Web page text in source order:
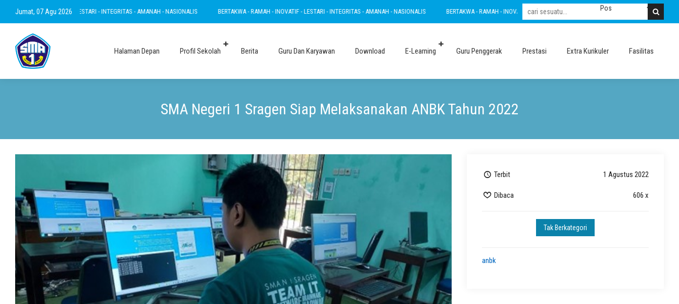
Jumat, 07 Agu 2026
- INOVATIF - LESTARI - INTEGRITAS - AMANAH - NASIONALIS BERTAKWA - RAMAH - INOVATIF - LESTARI - INTEGRITAS - AMANAH - NASIONALIS BERTAKWA - RAMAH - INOVATIF - LESTARI - INTEGRITAS - AMANAH - NASIONALIS BERTAKWA -
Halaman Depan Profil Sekolah Berita Guru Dan Karyawan Download E-Learning Guru Penggerak Prestasi Extra Kurikuler Fasilitas
SMA Negeri 1 Sragen Siap Melaksanakan ANBK Tahun 2022
Terbit 1 Agustus 2022
Dibaca 606 x
Tak Berkategori
anbk